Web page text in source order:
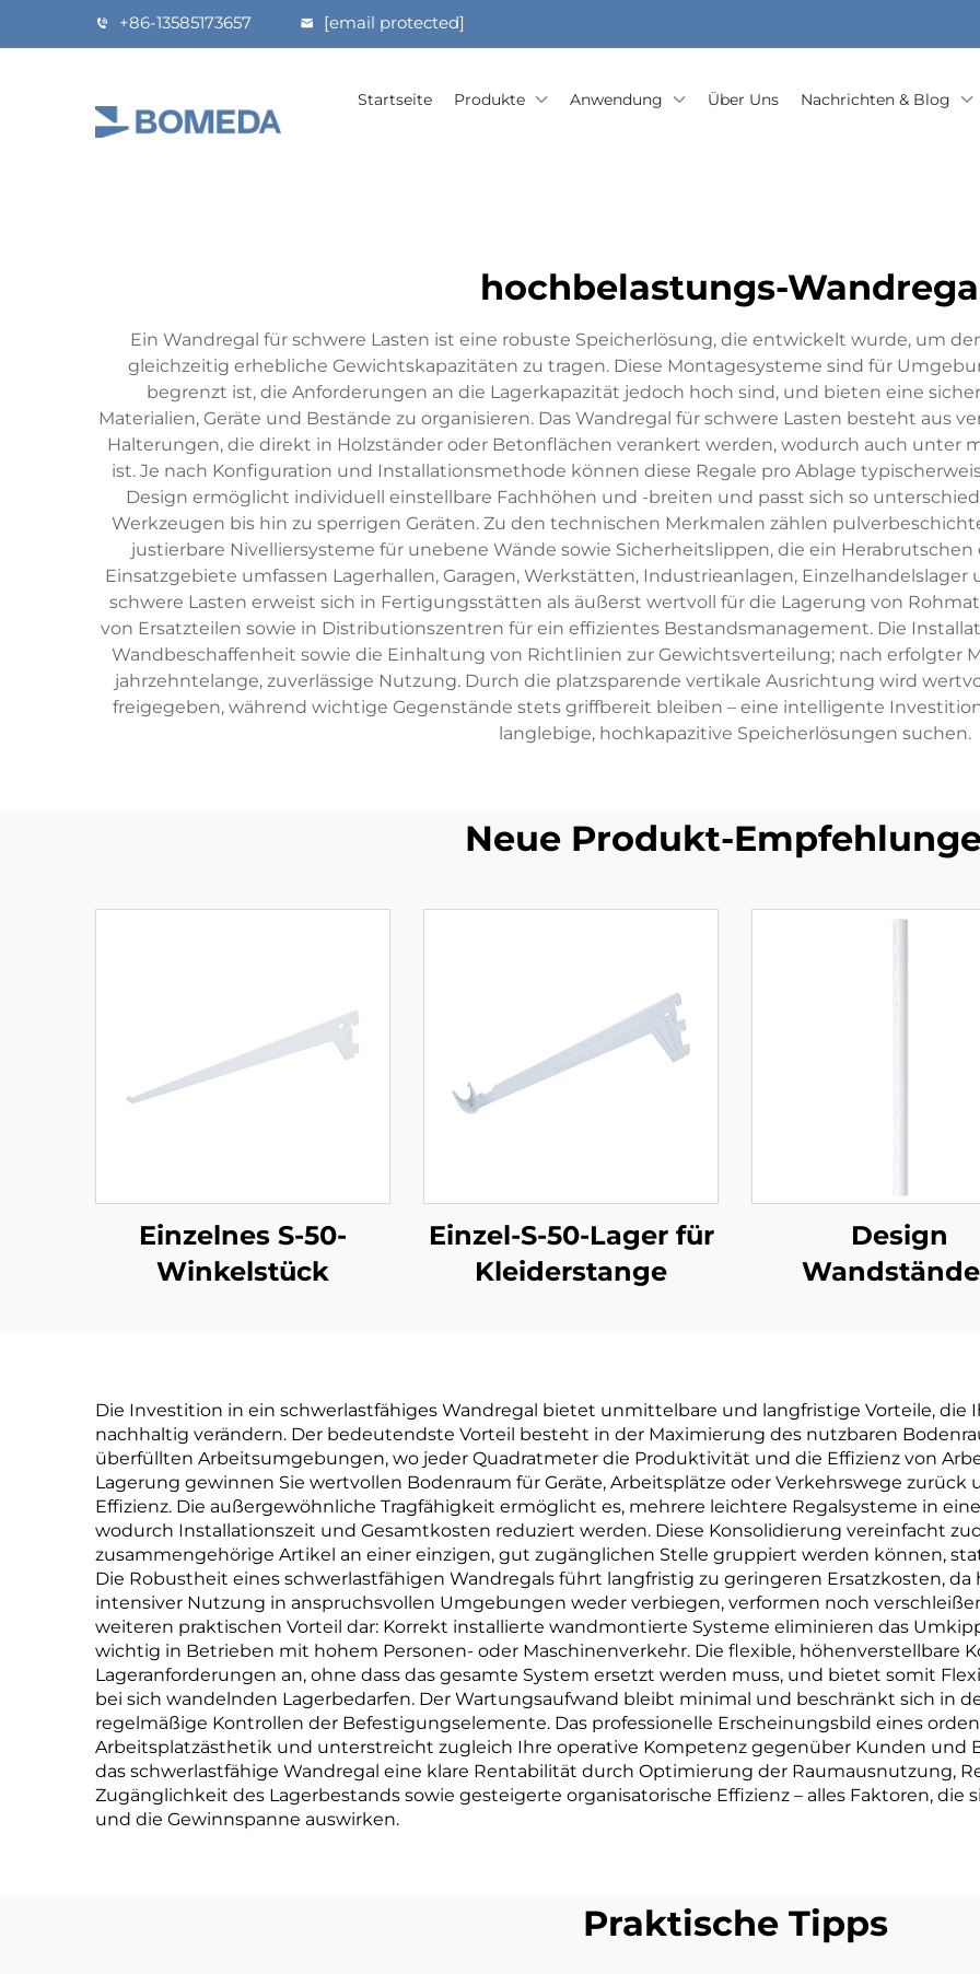
+86-13585173657 [email protected]
Startseite Produkte Anwendung Über Uns Nachrichten & Blog
hochbelastungs-
Ein Wandregal für schwere Lasten ist eine robuste Speicherlösung, die entwickelt wurde, um
gleichzeitig erhebliche Gewichtskapazitäten zu tragen. Diese Montagesysteme sind für
begrenzt ist, die Anforderungen an die Lagerkapazität jedoch hoch sind, und bieten eine
Materialien, Geräte und Bestände zu organisieren. Das Wandregal für schwere Lasten besteht aus
Halterungen, die direkt in Holzständer oder Betonflächen verankert werden, wodurch auch unter
ist. Je nach Konfiguration und Installationsmethode können diese Regale pro Ablage
Design ermöglicht individuell einstellbare Fachhöhen und -breiten und passt sich so
Werkzeugen bis hin zu sperrigen Geräten. Zu den technischen Merkmalen zählen
justierbare Nivelliersysteme für unebene Wände sowie Sicherheitslippen, die ein
Einsatzgebiete umfassen Lagerhallen, Garagen, Werkstätten, Industrieanlagen,
schwere Lasten erweist sich in Fertigungsstätten als äußerst wertvoll für die Lagerung von
von Ersatzteilen sowie in Distributionszentren für ein effizientes Bestandsmanagement. Die
Wandbeschaffenheit sowie die Einhaltung von Richtlinien zur Gewichtsverteilung; nach erfolgter
jahrzehntelange, zuverlässige Nutzung. Durch die platzsparende vertikale Ausrichtung wird
freigegeben, während wichtige Gegenstände stets griffbereit bleiben – eine intelligente
langlebige, hochkapazitive Speicherlösungen suchen.
Neue Produkt-
Einzelnes S-50-
Winkelstück
Einzel-S-50-Lager für
Kleiderstange
Design
Die Investition in ein schwerlastfähiges Wandregal bietet unmittelbare und langfristige Vorteile, die
nachhaltig verändern. Der bedeutendste Vorteil besteht in der Maximierung des nutzbaren
überfüllten Arbeitsumgebungen, wo jeder Quadratmeter die Produktivität und die Effizienz von
Lagerung gewinnen Sie wertvollen Bodenraum für Geräte, Arbeitsplätze oder Verkehrswege
Effizienz. Die außergewöhnliche Tragfähigkeit ermöglicht es, mehrere leichtere Regalsysteme in
wodurch Installationszeit und Gesamtkosten reduziert werden. Diese Konsolidierung vereinfacht
zusammengehörige Artikel an einer einzigen, gut zugänglichen Stelle gruppiert werden können,
Die Robustheit eines schwerlastfähigen Wandregals führt langfristig zu geringeren Ersatzkosten,
intensiver Nutzung in anspruchsvollen Umgebungen weder verbiegen, verformen noch
weiteren praktischen Vorteil dar: Korrekt installierte wandmontierte Systeme eliminieren das
wichtig in Betrieben mit hohem Personen- oder Maschinenverkehr. Die flexible, höhenverstellbare
Lageranforderungen an, ohne dass das gesamte System ersetzt werden muss, und bietet somit
bei sich wandelnden Lagerbedarfen. Der Wartungsaufwand bleibt minimal und beschränkt sich in
regelmäßige Kontrollen der Befestigungselemente. Das professionelle Erscheinungsbild eines
Arbeitsplatzästhetik und unterstreicht zugleich Ihre operative Kompetenz gegenüber Kunden und
das schwerlastfähige Wandregal eine klare Rentabilität durch Optimierung der Raumausnutzung,
Zugänglichkeit des Lagerbestands sowie gesteigerte organisatorische Effizienz – alles Faktoren,
und die Gewinnspanne auswirken.
Praktische Tipps